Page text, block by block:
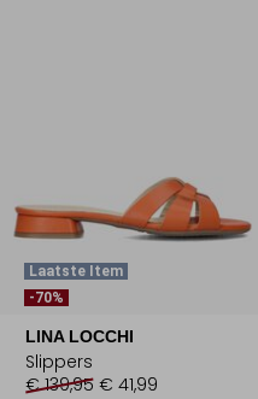
Laatste Item
-70%
LINA LOCCHI
Slippers
€ 139,95 € 41,99